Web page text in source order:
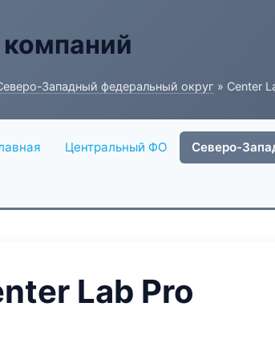
компаний
Западный федеральный округ » Center
Центральный ФО Северо-
Lab Pro